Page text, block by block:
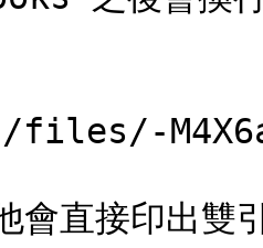
files/-
會直接印出雙